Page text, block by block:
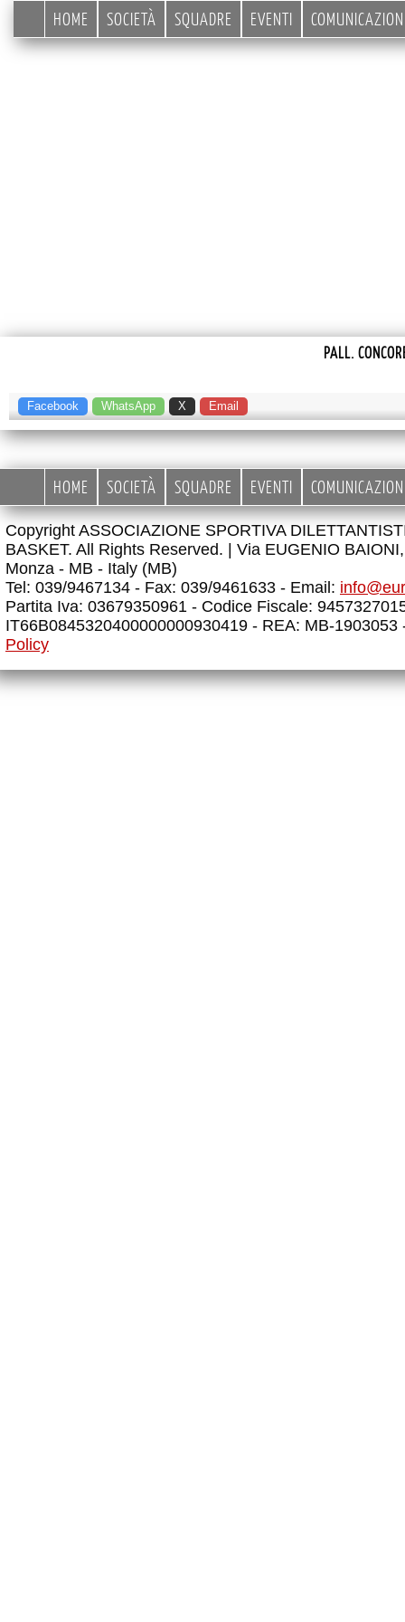
HOME SOCIETÀ SQUADRE EVENTI
PALL.
Facebook WhatsApp X Email
HOME SOCIETÀ SQUADRE EVENTI
Copyright ASSOCIAZIONE SPORTIVA
BASKET. All Rights Reserved. | Via EUGENIO
Monza - MB - Italy (MB)
Tel: 039/9467134 - Fax: 039/9461633 - Email:
Partita Iva: 03679350961 - Codice Fiscale:
IT66B0845320400000000930419 - REA: MB-
Policy